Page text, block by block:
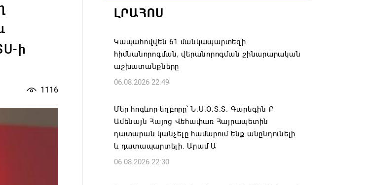
ի
1116
ԼՐԱՀՈՍ
Կապահովվեն 61 մանկապարտեզի
հիմնանորոգման, վերանորոգման շինարարական
աշխատանքները
06.08.2026 22:49
Մեր հոգևոր եղբորը՝ Ն.Ս.Օ.Տ.Տ. Գարեգին Բ
Ամենայն Հայոց Վեհափառ Հայրապետին
դատարան կանչելը համարում ենք անընդունելի
և դատապարտելի. Արամ Ա
06.08.2026 22:30